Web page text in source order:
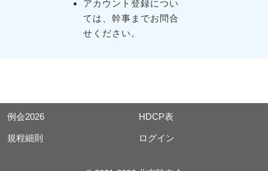
アカウント登録につい
ては、幹事までお問合
せください。
例会2026 HDCP表
規程細則 ログイン